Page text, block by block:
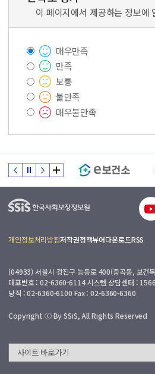
이 페이지에서 제공하는 정보에
매우만족
만족
보통
불만족
매우불만족
개인정보처리방침저작권정책뷰어다운로드RSS
(04933) 서울시 광진구 능동로 400(중곡동, 보건
대표번호 : 02-6360-6114 시스템 상담센터 :
당직 : 02-6360-6100 Fax : 02-6360-6360
Copyright ⓒ By SSiS, All Rights Reserved